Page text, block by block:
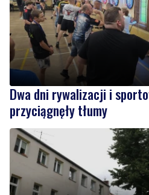
Dwa dni rywalizacji i
przyciągnęły tłumy
NOWE